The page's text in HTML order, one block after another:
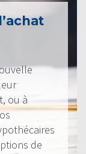
ou à
de